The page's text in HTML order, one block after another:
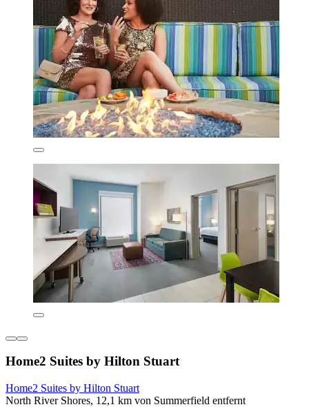
Home2 Suites by Hilton Stuart
Home2 Suites by Hilton Stuart
North River Shores, 12,1 km von Summerfield entfernt